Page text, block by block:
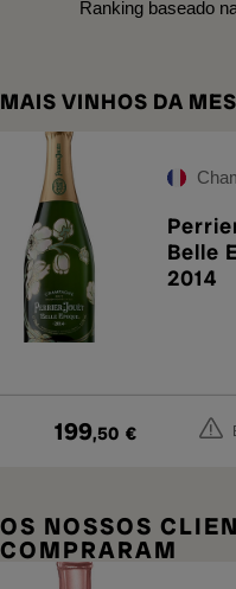
Ranking baseado
MAIS VINHOS DA
Belle
2014
199,50 €
OS NOSSOS
COMPRARAM